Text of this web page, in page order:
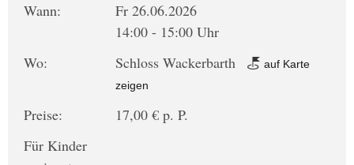
Wann:
Fr 26.06.2026
14:00 - 15:00 Uhr
Wo:
Schloss Wackerbarth
auf Karte
zeigen
Preise:
17,00 € p. P.
Für Kinder